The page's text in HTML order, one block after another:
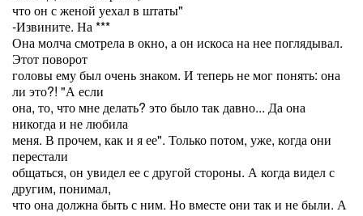
что он с женой уехал в штаты"
-Извините. На ***
Она молча смотрела в окно, а он искоса на нее поглядывал.
Этот поворот
головы ему был очень знаком. И теперь не мог понять: она
ли это?! "А если
она, то, что мне делать? это было так давно... Да она
никогда и не любила
меня. В прочем, как и я ее". Только потом, уже, когда они
перестали
общаться, он увидел ее с другой стороны. А когда видел с
другим, понимал,
что она должна быть с ним. Но вместе они так и не были. А